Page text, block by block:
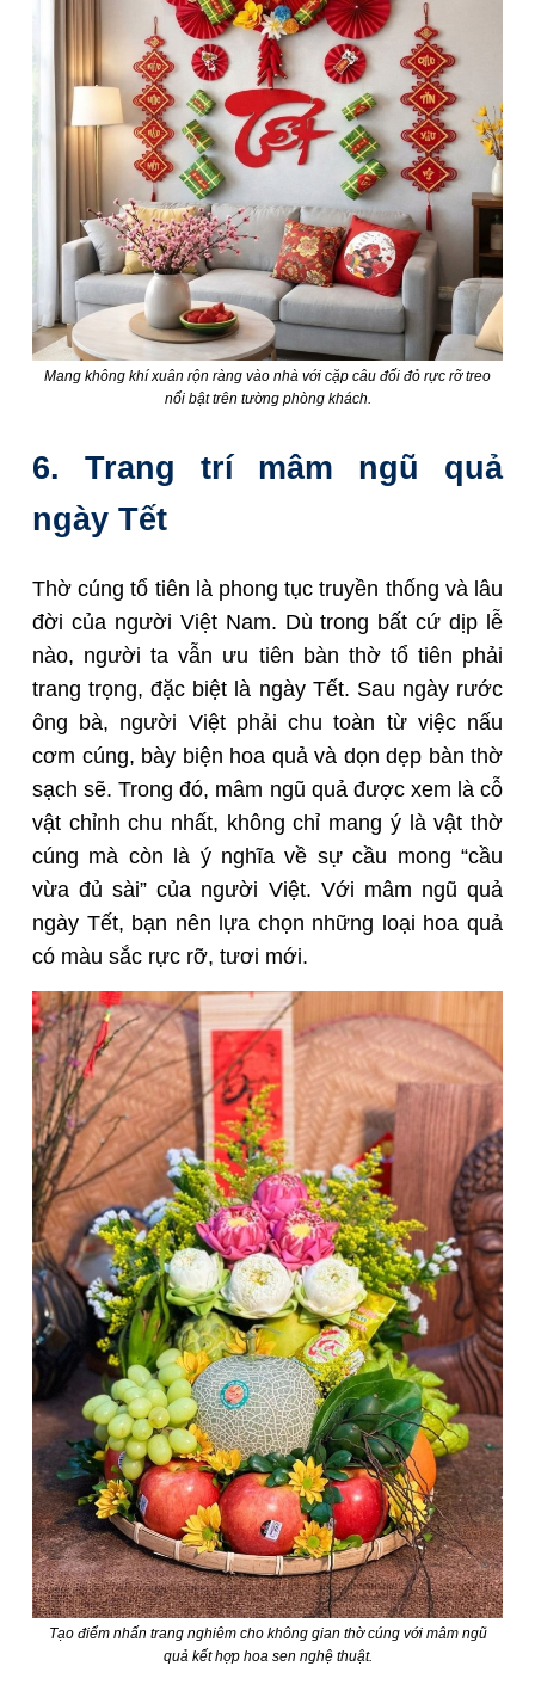
Mang không khí xuân rộn ràng vào nhà với cặp câu đối đỏ rực rỡ treo
nổi bật trên tường phòng khách.
6. Trang trí mâm ngũ quả
ngày Tết
Thờ cúng tổ tiên là phong tục truyền thống và lâu
đời của người Việt Nam. Dù trong bất cứ dịp lễ
nào, người ta vẫn ưu tiên bàn thờ tổ tiên phải
trang trọng, đặc biệt là ngày Tết. Sau ngày rước
ông bà, người Việt phải chu toàn từ việc nấu
cơm cúng, bày biện hoa quả và dọn dẹp bàn thờ
sạch sẽ. Trong đó, mâm ngũ quả được xem là cỗ
vật chỉnh chu nhất, không chỉ mang ý là vật thờ
cúng mà còn là ý nghĩa về sự cầu mong “cầu
vừa đủ sài” của người Việt. Với mâm ngũ quả
ngày Tết, bạn nên lựa chọn những loại hoa quả
có màu sắc rực rỡ, tươi mới.
Tạo điểm nhấn trang nghiêm cho không gian thờ cúng với mâm ngũ
quả kết hợp hoa sen nghệ thuật.